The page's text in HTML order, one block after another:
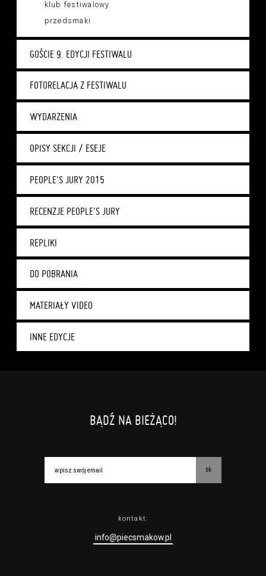
klub festiwalowy
przedsmaki
GOŚCIE 9. EDYCJI FESTIWALU
FOTORELACJA Z FESTIWALU
WYDARZENIA
OPISY SEKCJI / ESEJE
PEOPLE'S JURY 2015
RECENZJE PEOPLE'S JURY
REPLIKI
DO POBRANIA
MATERIAŁY VIDEO
INNE EDYCJE
BĄDŹ NA BIEŻĄCO!
ok
kontakt:
info@piecsmakow.pl